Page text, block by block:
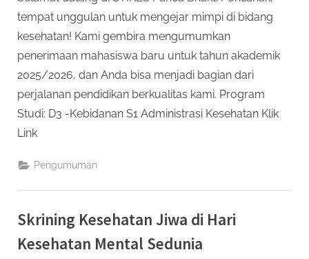
tempat unggulan untuk mengejar mimpi di bidang
kesehatan! Kami gembira mengumumkan
penerimaan mahasiswa baru untuk tahun akademik
2025/2026, dan Anda bisa menjadi bagian dari
perjalanan pendidikan berkualitas kami. Program
Studi: D3 -Kebidanan S1 Administrasi Kesehatan Klik
Link
Pengumuman
Skrining Kesehatan Jiwa di Hari
Kesehatan Mental Sedunia